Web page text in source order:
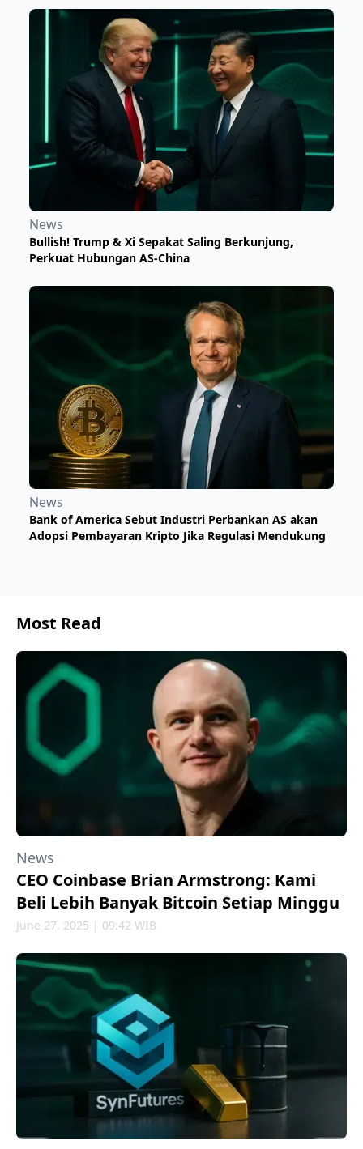
News
Bullish! Trump & Xi Sepakat Saling Berkunjung,
Perkuat Hubungan AS-China
News
Bank of America Sebut Industri Perbankan AS akan
Adopsi Pembayaran Kripto Jika Regulasi Mendukung
Most Read
News
CEO Coinbase Brian Armstrong: Kami
Beli Lebih Banyak Bitcoin Setiap Minggu
June 27, 2025 | 09:42 WIB